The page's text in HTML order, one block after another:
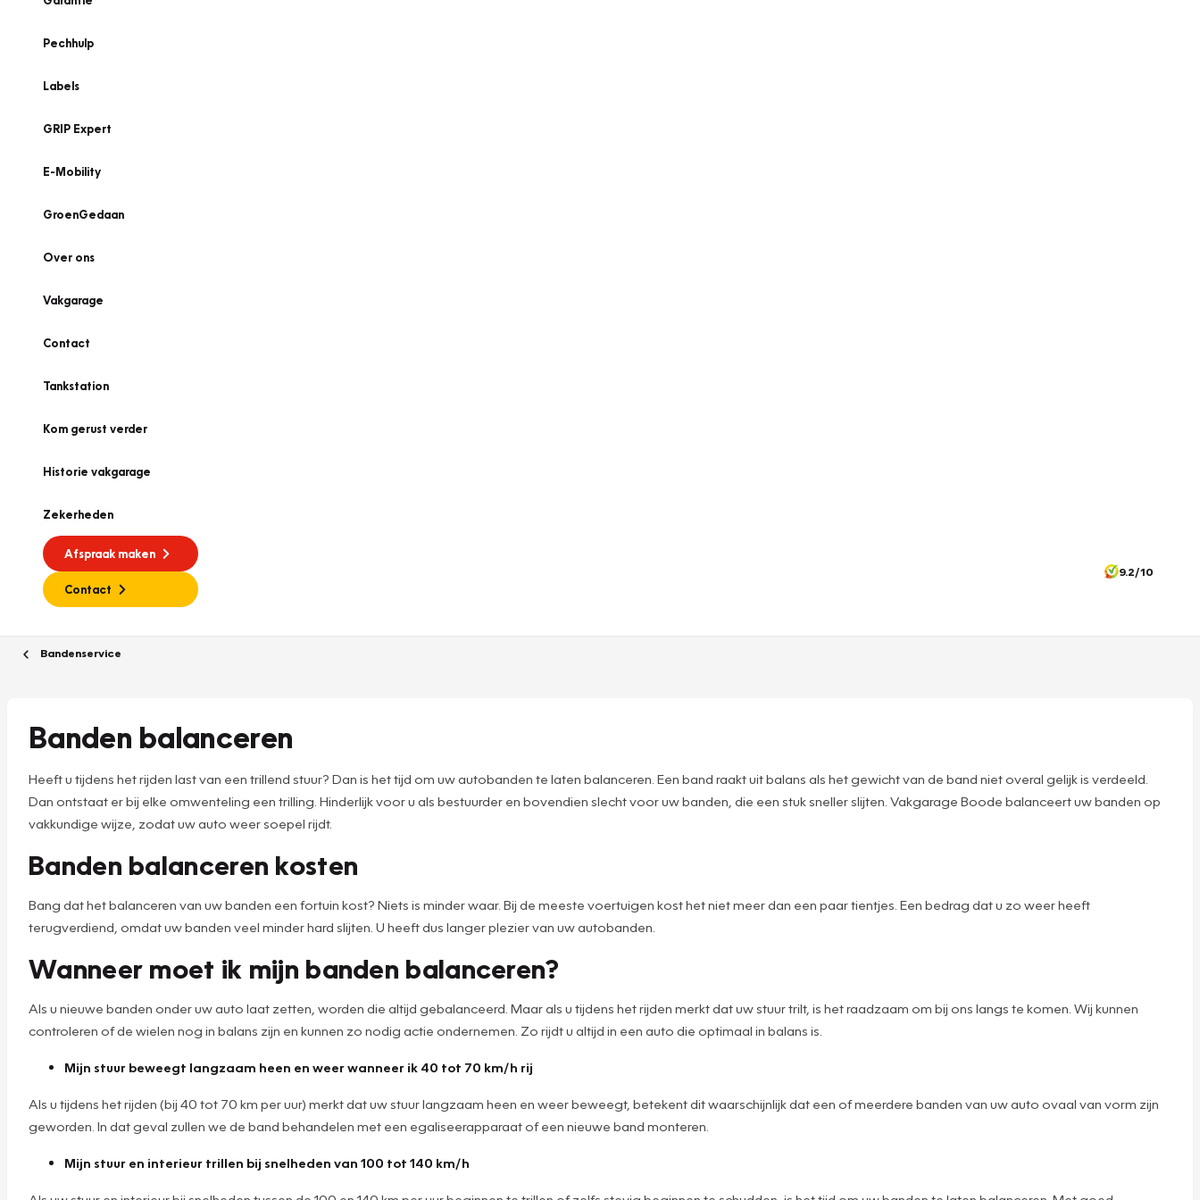
Pechhulp
Labels
GRIP Expert
E-Mobility
GroenGedaan
Over ons
Vakgarage
Contact
Tankstation
Kom gerust verder
Historie vakgarage
Zekerheden
Afspraak maken
Contact
9.2/10
Bandenservice
Banden balanceren
Heeft u tijdens het rijden last van een trillend stuur? Dan is het tijd om uw autobanden te laten balanceren. Een band raakt uit balans als het gewicht van de band niet overal gelijk is verdeeld.
Dan ontstaat er bij elke omwenteling een trilling. Hinderlijk voor u als bestuurder en bovendien slecht voor uw banden, die een stuk sneller slijten. Vakgarage Boode balanceert uw banden op
vakkundige wijze, zodat uw auto weer soepel rijdt.
Banden balanceren kosten
Bang dat het balanceren van uw banden een fortuin kost? Niets is minder waar. Bij de meeste voertuigen kost het niet meer dan een paar tientjes. Een bedrag dat u zo weer heeft
terugverdiend, omdat uw banden veel minder hard slijten. U heeft dus langer plezier van uw autobanden.
Wanneer moet ik mijn banden balanceren?
Als u nieuwe banden onder uw auto laat zetten, worden die altijd gebalanceerd. Maar als u tijdens het rijden merkt dat uw stuur trilt, is het raadzaam om bij ons langs te komen. Wij kunnen
controleren of de wielen nog in balans zijn en kunnen zo nodig actie ondernemen. Zo rijdt u altijd in een auto die optimaal in balans is.
Mijn stuur beweegt langzaam heen en weer wanneer ik 40 tot 70 km/h rij
Als u tijdens het rijden (bij 40 tot 70 km per uur) merkt dat uw stuur langzaam heen en weer beweegt, betekent dit waarschijnlijk dat een of meerdere banden van uw auto ovaal van vorm zijn
geworden. In dat geval zullen we de band behandelen met een egaliseerapparaat of een nieuwe band monteren.
Mijn stuur en interieur trillen bij snelheden van 100 tot 140 km/h